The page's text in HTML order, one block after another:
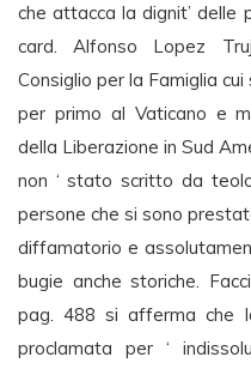
che attacca la dignit’ delle
card. Alfonso Lopez
Consiglio per la Famiglia cui
per primo al Vaticano e
della Liberazione in Sud
non ‘ stato scritto da
persone che si sono
diffamatorio e
bugie anche storiche.
pag. 488 si afferma che
proclamata per ‘